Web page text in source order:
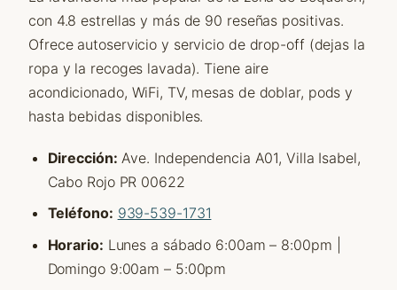
con 4.8 estrellas y más de 90 reseñas positivas.
Ofrece autoservicio y servicio de drop-off (dejas la
ropa y la recoges lavada). Tiene aire
acondicionado, WiFi, TV, mesas de doblar, pods y
hasta bebidas disponibles.
Dirección: Ave. Independencia A01, Villa Isabel,
Cabo Rojo PR 00622
Teléfono: 939-539-1731
Horario: Lunes a sábado 6:00am – 8:00pm |
Domingo 9:00am – 5:00pm